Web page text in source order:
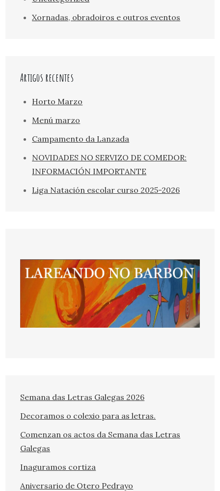
Xornadas, obradoiros e outros eventos
Artigos recentes
Horto Marzo
Menú marzo
Campamento da Lanzada
NOVIDADES NO SERVIZO DE COMEDOR:
INFORMACIÓN IMPORTANTE
Liga Natación escolar curso 2025-2026
Semana das Letras Galegas 2026
Decoramos o colexio para as letras.
Comenzan os actos da Semana das Letras
Galegas
Inaguramos cortiza
Aniversario de Otero Pedrayo